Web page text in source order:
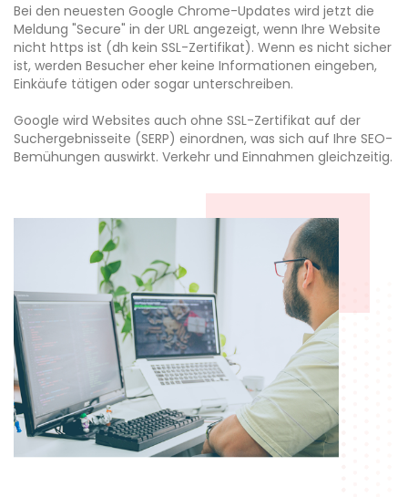
Bei den neuesten Google Chrome-Updates wird jetzt die
Meldung "Secure" in der URL angezeigt, wenn Ihre Website
nicht https ist (dh kein SSL-Zertifikat). Wenn es nicht sicher
ist, werden Besucher eher keine Informationen eingeben,
Einkäufe tätigen oder sogar unterschreiben.
Google wird Websites auch ohne SSL-Zertifikat auf der
Suchergebnisseite (SERP) einordnen, was sich auf Ihre SEO-
Bemühungen auswirkt. Verkehr und Einnahmen gleichzeitig.